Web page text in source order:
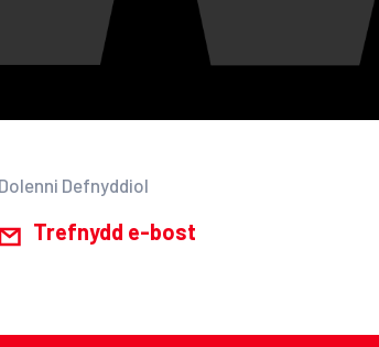
Dolenni Defnyddiol
Trefnydd e-bost